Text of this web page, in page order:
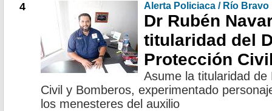
4 Alerta Policiaca / Río Bravo
Dr Rubén
titularidad del
Protección
Asume la titularidad
Civil y Bomberos, experimentado
los menesteres del auxilio